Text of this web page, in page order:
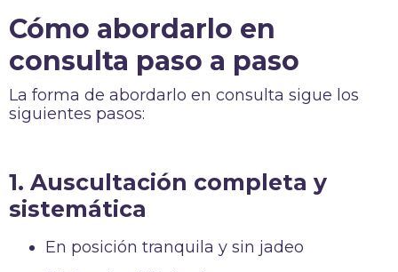
Cómo abordarlo en
consulta paso a paso
La forma de abordarlo en consulta sigue los
siguientes pasos:
1. Auscultación completa y
sistemática
En posición tranquila y sin jadeo